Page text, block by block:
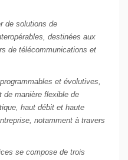
de solutions de
destinées aux
de télécommunications et
et évolutives,
de manière flexible de
haut débit et haute
notamment à travers
se compose de trois